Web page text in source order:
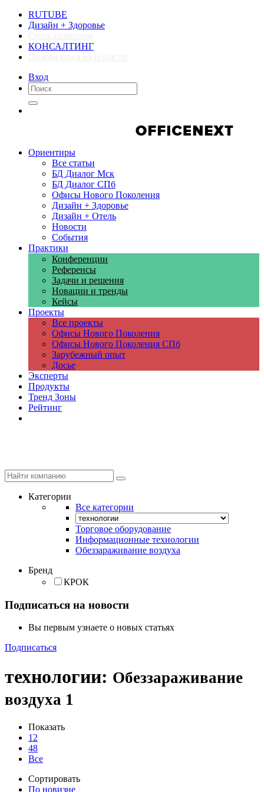
RUTUBE
Дизайн + Здоровье
КОНСАЛТИНГ
Вход
Ориентиры
Все статьи
БД Диалог Мск
БД Диалог СПб
Офисы Нового Поколения
Дизайн + Здоровье
Дизайн + Отель
Новости
События
Практики
Конференции
Референсы
Задачи и решения
Новации и тренды
Кейсы
Проекты
Все проекты
Офисы Нового Поколения
Офисы Нового Поколения СПб
Зарубежный опыт
Досье
Эксперты
Продукты
Тренд Зоны
Рейтинг
Категории
Все категории
Торговое оборудование
Информационные технологии
Обеззараживание воздуха
Бренд
КРОК
Подписаться на новости
Вы первым узнаете о новых статьях
Подписаться
технологии: Обеззараживание
воздуха 1
Показать
12
48
Все
Сортировать
По новизне